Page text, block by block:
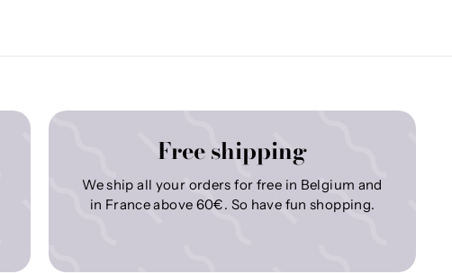
Free shipping
We ship all your orders for free in Belgium and
in France above 60€. So have fun shopping.